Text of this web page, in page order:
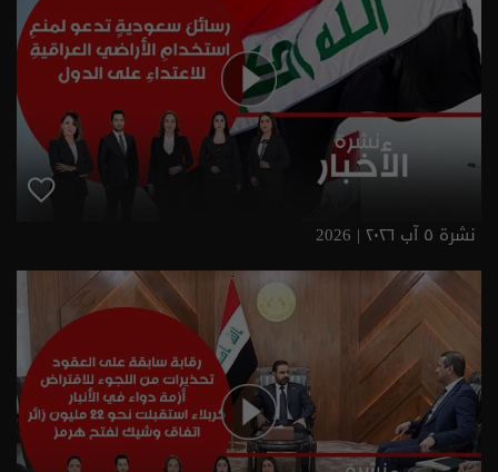
نشرة ٥ آب ٢٠٢٦ | 2026